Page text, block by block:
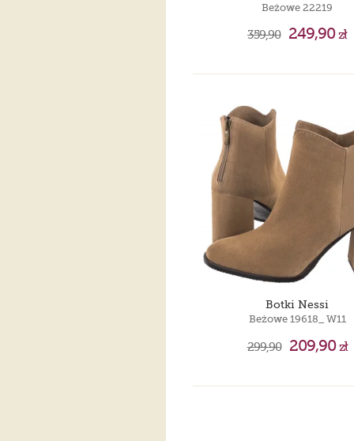
Beżowe 22219
359,90 249,90zł
Botki Nessi
Beżowe 19618_ W11
299,90 209,90zł